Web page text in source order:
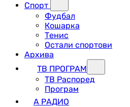
Спорт
Фудбал
Кошарка
Тенис
Остали спортови
Архива
ТВ ПРОГРАМ
ТВ Распоред
Програм
А РАДИО